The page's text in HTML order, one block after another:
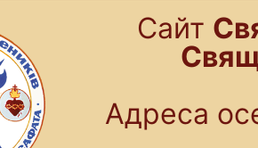
Cайт
Адреса